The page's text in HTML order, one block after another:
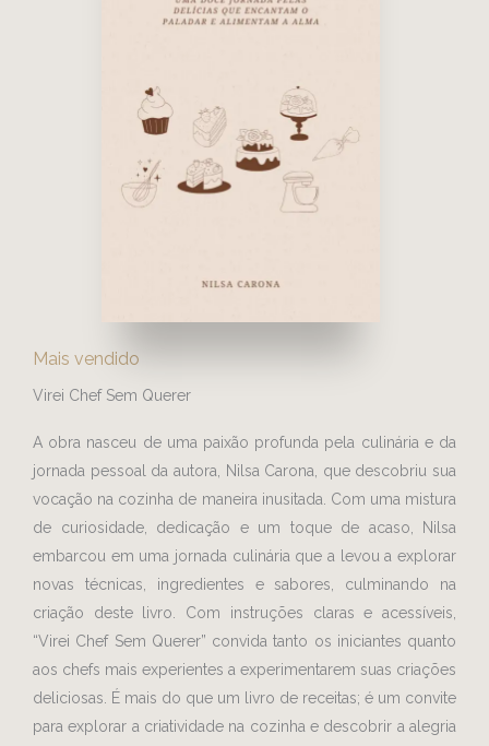
Mais vendido
Virei Chef Sem Querer
A obra nasceu de uma paixão profunda pela culinária e da
jornada pessoal da autora, Nilsa Carona, que descobriu sua
vocação na cozinha de maneira inusitada. Com uma mistura
de curiosidade, dedicação e um toque de acaso, Nilsa
embarcou em uma jornada culinária que a levou a explorar
novas técnicas, ingredientes e sabores, culminando na
criação deste livro. Com instruções claras e acessíveis,
“Virei Chef Sem Querer” convida tanto os iniciantes quanto
aos chefs mais experientes a experimentarem suas criações
deliciosas. É mais do que um livro de receitas; é um convite
para explorar a criatividade na cozinha e descobrir a alegria